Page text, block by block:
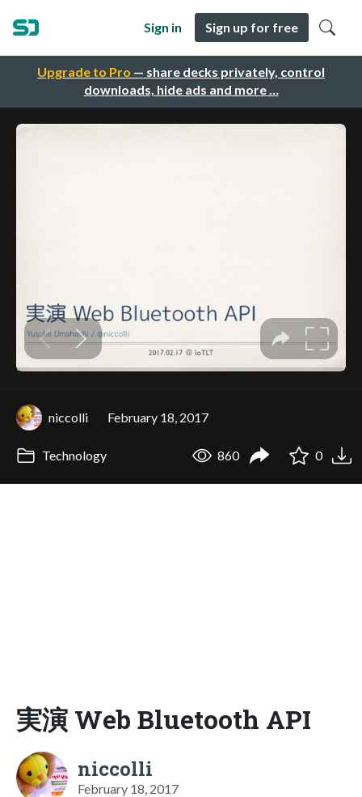
Upgrade to Pro — share decks privately, control
downloads, hide ads and more …
Sign in Sign up for free
niccolli February 18, 2017
Technology 860 0
実演 Web Bluetooth API
niccolli
February 18, 2017